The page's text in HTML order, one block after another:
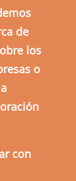
de
los
o
con